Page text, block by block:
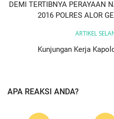
DEMI TERTIBNYA PERAYAAN
2016 POLRES ALOR
ARTIKEL
Kunjungan Kerja
APA REAKSI ANDA?